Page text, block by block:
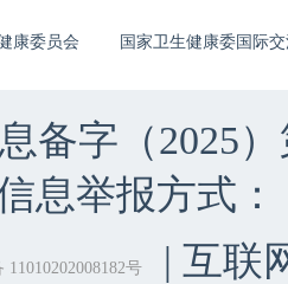
康委员会 国家卫生健康委国际
备字（2025
息举报方式：
11010202008182号
| 互联